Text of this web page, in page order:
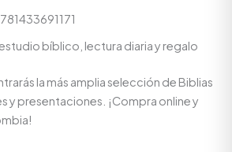
bíblico, lectura diaria y regalo
la más amplia selección de Biblias
y presentaciones. ¡Compra online y